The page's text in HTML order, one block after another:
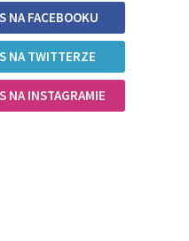
NA FACEBOOKU
NA TWITTERZE
NA INSTAGRAMIE